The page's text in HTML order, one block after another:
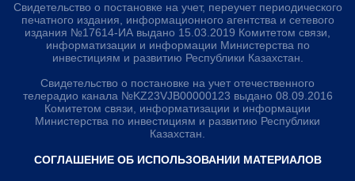
Свидетельство о постановке на учет, переучет периодического
печатного издания, информационного агентства и сетевого
издания №17614-ИА выдано 15.03.2019 Комитетом связи,
информатизации и информации Министерства по
инвестициям и развитию Республики Казахстан.
Свидетельство о постановке на учет отечественного
телерадио канала №KZ23VJB00000123 выдано 08.09.2016
Комитетом связи, информатизации и информации
Министерства по инвестициям и развитию Республики
Казахстан.
СОГЛАШЕНИЕ ОБ ИСПОЛЬЗОВАНИИ МАТЕРИАЛОВ